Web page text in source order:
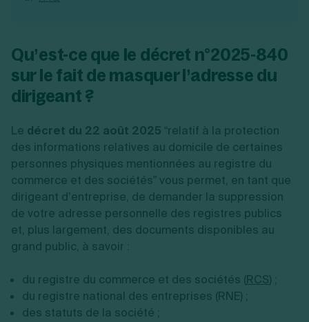
Qu’est-ce que le décret n°2025-840
sur le fait de masquer l’adresse du
dirigeant ?
Le décret du 22 août 2025 “relatif à la protection
des informations relatives au domicile de certaines
personnes physiques mentionnées au registre du
commerce et des sociétés” vous permet, en tant que
dirigeant d’entreprise, de demander la suppression
de votre adresse personnelle des registres publics
et, plus largement, des documents disponibles au
grand public, à savoir :
du registre du commerce et des sociétés (RCS) ;
du registre national des entreprises (RNE) ;
des statuts de la société ;